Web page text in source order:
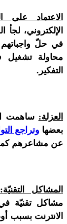
الاعتماد على
الإلكتروني،
في حلّ
محاولة تشغيل
التفكير.
العزلة: ساهمت
بعضها وتراجع
عن مشاعرهم
المشاكل
مشاكل تقنيّة
الانترنت بسبب